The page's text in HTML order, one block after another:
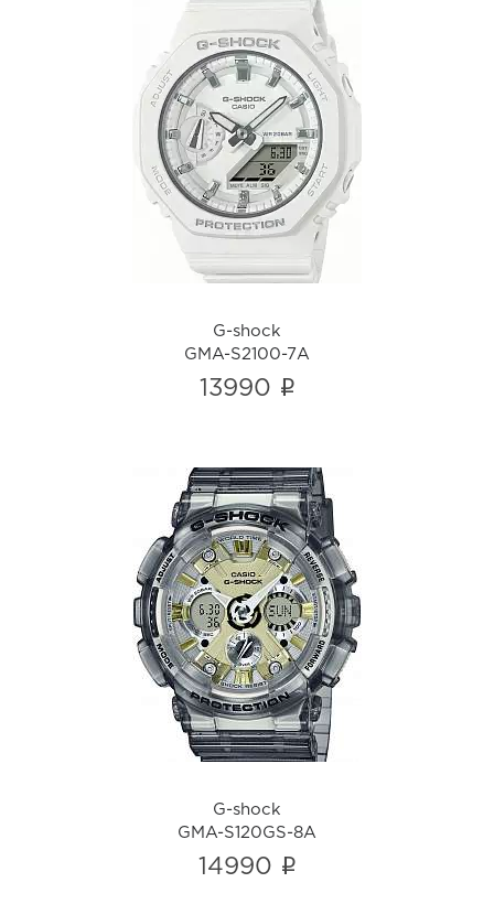
G-shock
GMA-S2100-7A
i
G-shock
GMA-S2100-7A
13990 i
G-shock
GMA-S120GS-8A
i
G-shock
GMA-S120GS-8A
14990 i